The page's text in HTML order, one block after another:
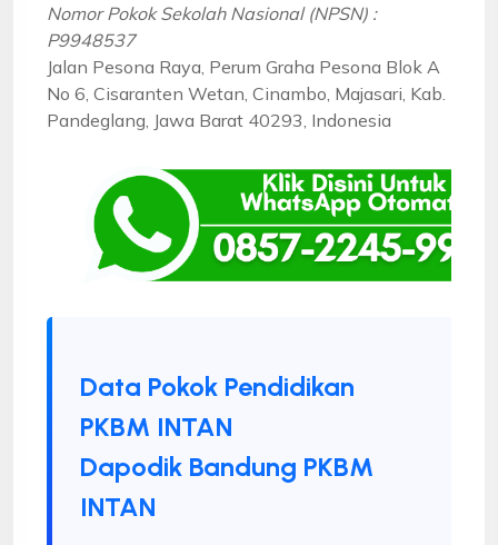
Nomor Pokok Sekolah Nasional (NPSN) :
P9948537
Jalan Pesona Raya, Perum Graha Pesona Blok A
No 6, Cisaranten Wetan, Cinambo, Majasari, Kab.
Pandeglang, Jawa Barat 40293, Indonesia
Data Pokok Pendidikan
PKBM INTAN
Dapodik Bandung PKBM
INTAN